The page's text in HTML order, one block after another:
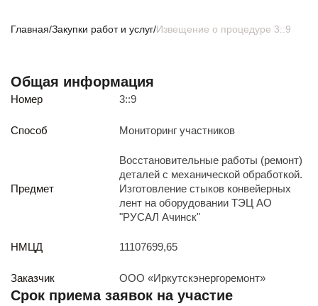
О компании
Стратегия
Карьера Крупные проекты
Противодействие коррупции
Закупки работ и услуг
Реализация непрофильных активов
Иркутск
Главная/Закупки работ и услуг/Извещение о процедуре 3::9
Общая информация
Номер 3::9
Способ Мониторинг участников
Предмет
Восстановительные работы (ремонт)
деталей с механической обработкой.
Изготовление стыков конвейерных
лент на оборудовании ТЭЦ АО
"РУСАЛ Ачинск"
НМЦД 11107699,65
Заказчик ООО «Иркутскэнергоремонт»
Срок приема заявок на участие